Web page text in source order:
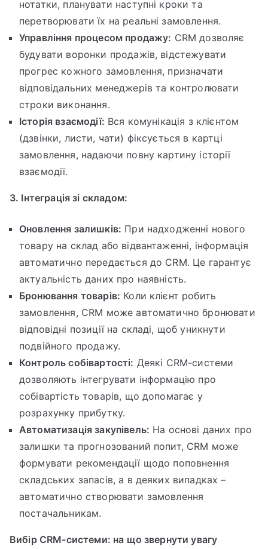
нотатки, планувати наступні кроки та
перетворювати їх на реальні замовлення.
Управління процесом продажу: CRM дозволяє
будувати воронки продажів, відстежувати
прогрес кожного замовлення, призначати
відповідальних менеджерів та контролювати
строки виконання.
Історія взаємодії: Вся комунікація з клієнтом
(дзвінки, листи, чати) фіксується в картці
замовлення, надаючи повну картину історії
взаємодії.
3. Інтеграція зі складом:
Оновлення залишків: При надходженні нового
товару на склад або відвантаженні, інформація
автоматично передається до CRM. Це гарантує
актуальність даних про наявність.
Бронювання товарів: Коли клієнт робить
замовлення, CRM може автоматично бронювати
відповідні позиції на складі, щоб уникнути
подвійного продажу.
Контроль собівартості: Деякі CRM-системи
дозволяють інтегрувати інформацію про
собівартість товарів, що допомагає у
розрахунку прибутку.
Автоматизація закупівель: На основі даних про
залишки та прогнозований попит, CRM може
формувати рекомендації щодо поповнення
складських запасів, а в деяких випадках –
автоматично створювати замовлення
постачальникам.
Вибір CRM-системи: на що звернути увагу